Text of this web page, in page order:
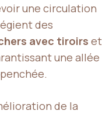
une circulation
des
avec tiroirs et
une allée
de la